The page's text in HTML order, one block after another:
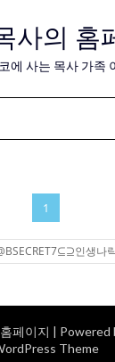
사의 홈
에 사는 목사 가족
1
페이지 | Powered
Theme